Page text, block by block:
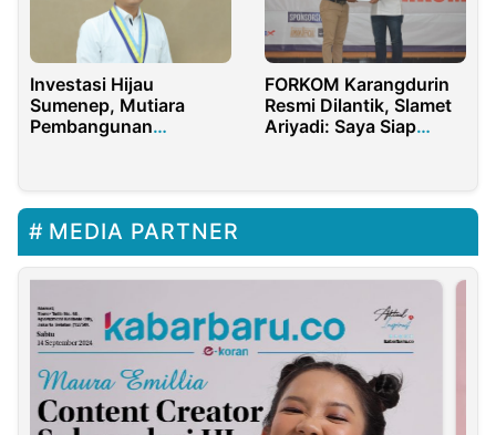
Investasi Hijau
Sumenep, Mutiara
Pembangunan
FORKOM Karangdurin
Resmi Dilantik, Slamet
Ariyadi: Saya Siap
MEDIA PARTNER